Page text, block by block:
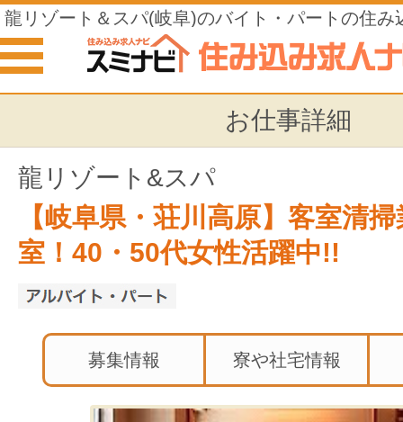
龍リゾート＆スパ(岐阜)のバイト・パートの住み
お仕事詳細
龍リゾート&スパ
【岐阜県・荘川高原】客室清
室！40・50代女性活躍中!!
募集情報 寮や社宅情報